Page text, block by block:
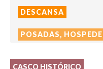
DESCANSA
POSADAS,
CASCO HISTÓRICO